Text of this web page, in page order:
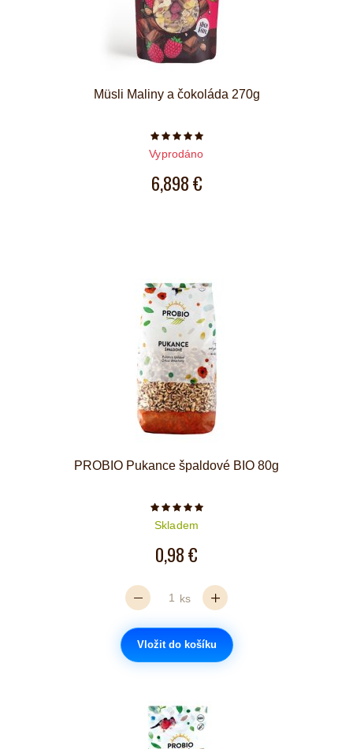
Müsli Maliny a čokoláda 270g
Počet hvězdiček je 5 z 5
Vyprodáno
6,898 €
PROBIO Pukance špaldové BIO 80g
Počet hvězdiček je 5 z 5
Skladem
0,98 €
ks
Vložit do košíku